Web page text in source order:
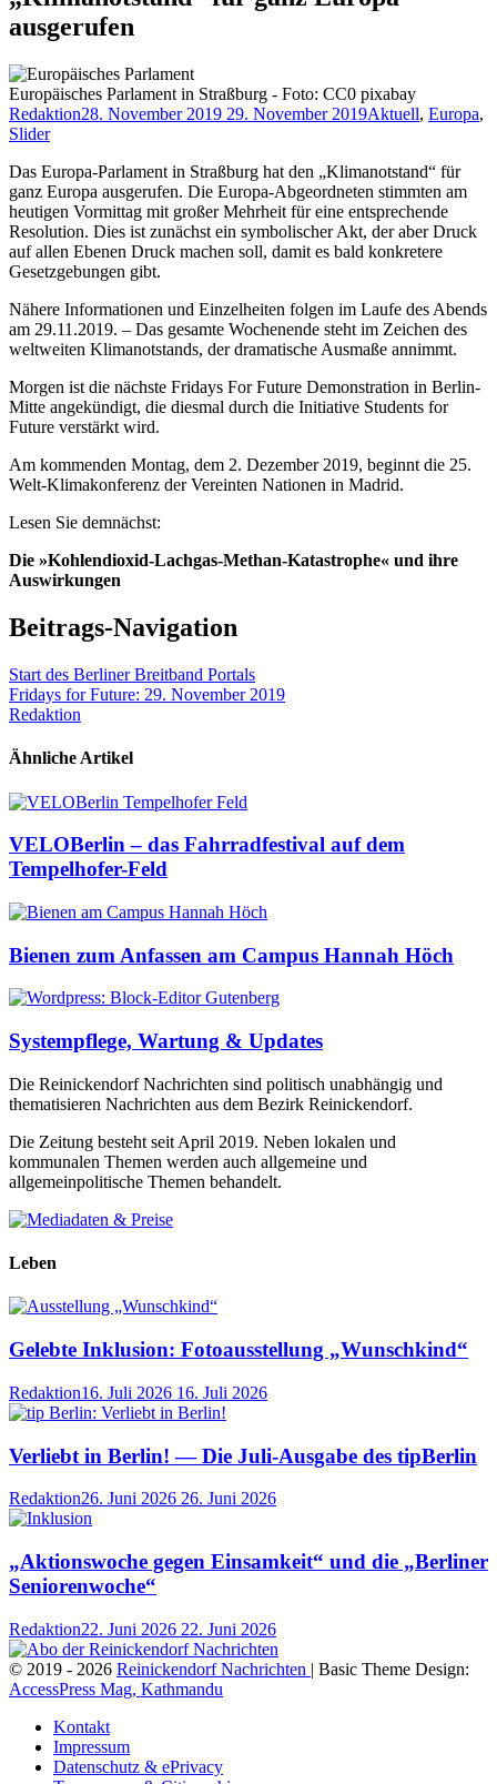
ausgerufen
Europäisches Parlament in Straßburg - Foto: CC0 pixabay
Redaktion28. November 2019 29. November 2019Aktuell, Europa,
Slider
Das Europa-Parlament in Straßburg hat den „Klimanotstand“ für
ganz Europa ausgerufen. Die Europa-Abgeordneten stimmten am
heutigen Vormittag mit großer Mehrheit für eine entsprechende
Resolution. Dies ist zunächst ein symbolischer Akt, der aber Druck
auf allen Ebenen Druck machen soll, damit es bald konkretere
Gesetzgebungen gibt.
Nähere Informationen und Einzelheiten folgen im Laufe des Abends
am 29.11.2019. – Das gesamte Wochenende steht im Zeichen des
weltweiten Klimanotstands, der dramatische Ausmaße annimmt.
Morgen ist die nächste Fridays For Future Demonstration in Berlin-
Mitte angekündigt, die diesmal durch die Initiative Students for
Future verstärkt wird.
Am kommenden Montag, dem 2. Dezember 2019, beginnt die 25.
Welt-Klimakonferenz der Vereinten Nationen in Madrid.
Lesen Sie demnächst:
Die »Kohlendioxid-Lachgas-Methan-Katastrophe« und ihre
Auswirkungen
Beitrags-Navigation
Start des Berliner Breitband Portals
Fridays for Future: 29. November 2019
Redaktion
Ähnliche Artikel
VELOBerlin – das Fahrradfestival auf dem
Tempelhofer-Feld
Bienen zum Anfassen am Campus Hannah Höch
Systempflege, Wartung & Updates
Die Reinickendorf Nachrichten sind politisch unabhängig und
thematisieren Nachrichten aus dem Bezirk Reinickendorf.
Die Zeitung besteht seit April 2019. Neben lokalen und
kommunalen Themen werden auch allgemeine und
allgemeinpolitische Themen behandelt.
Leben
Gelebte Inklusion: Fotoausstellung „Wunschkind“
Redaktion16. Juli 2026 16. Juli 2026
Verliebt in Berlin! — Die Juli-Ausgabe des tipBerlin
Redaktion26. Juni 2026 26. Juni 2026
„Aktionswoche gegen Einsamkeit“ und die „Berliner
Seniorenwoche“
Redaktion22. Juni 2026 22. Juni 2026
© 2019 - 2026 Reinickendorf Nachrichten | Basic Theme Design:
AccessPress Mag, Kathmandu
Kontakt
Impressum
Datenschutz & ePrivacy